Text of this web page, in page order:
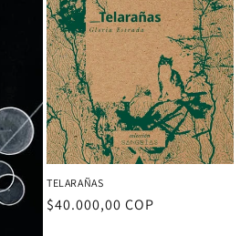
TELARAÑAS
Proveedor:
Precio
$40.000,00 COP